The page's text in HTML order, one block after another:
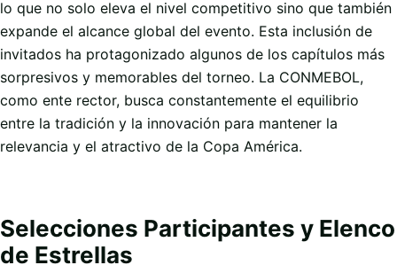
lo que no solo eleva el nivel competitivo sino que también
expande el alcance global del evento. Esta inclusión de
invitados ha protagonizado algunos de los capítulos más
sorpresivos y memorables del torneo. La CONMEBOL,
como ente rector, busca constantemente el equilibrio
entre la tradición y la innovación para mantener la
relevancia y el atractivo de la Copa América.
Selecciones Participantes y Elenco
de Estrellas